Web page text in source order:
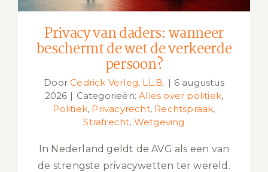
Privacy van daders: wanneer
beschermt de wet de verkeerde
persoon?
Door Cedrick Verleg, LL.B. | 6 augustus
2026 | Categorieën:Alles over politiek,
Politiek, Privacyrecht, Rechtspraak,
Strafrecht, Wetgeving
In Nederland geldt de AVG als een van
de strengste privacywetten ter wereld.